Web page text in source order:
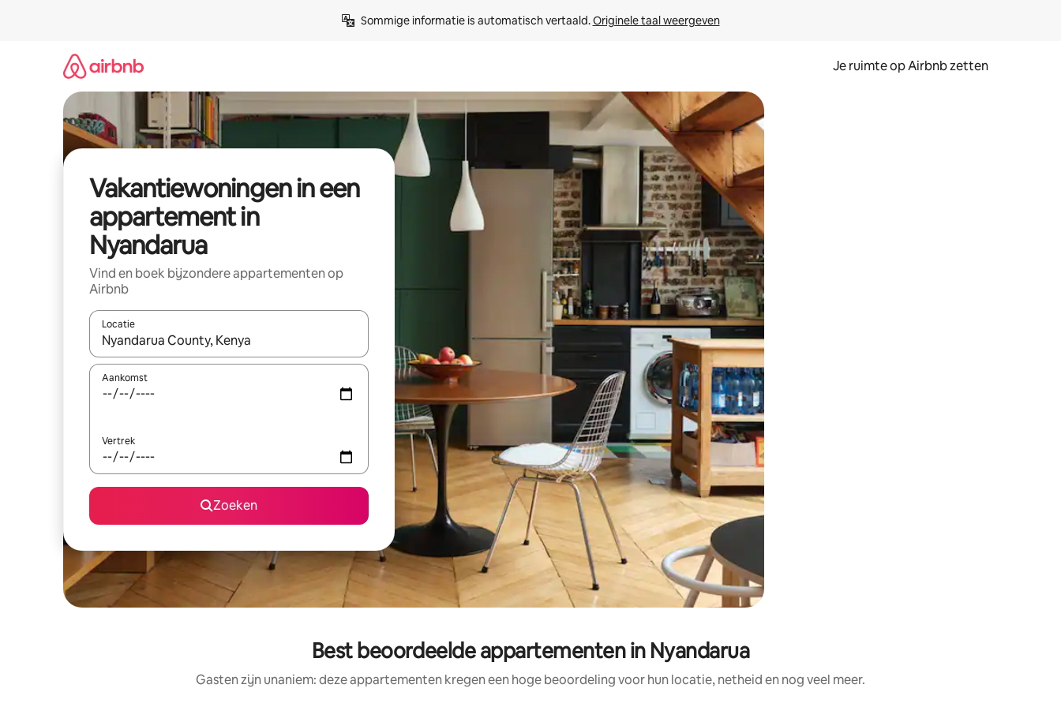
Sommige informatie is automatisch vertaald. Originele taal weergeven
Je ruimte op Airbnb zetten
Vakantiewoningen in een
appartement in
Nyandarua
Vind en boek bijzondere appartementen op
Airbnb
Locatie
Wanneer er suggesties beschikbaar zijn, maak je een keuze met je de pijltjestoetsen omhoog en omlaag, óf door te tikken of swipen.
Aankomst
Vertrek
Zoeken
Best beoordeelde appartementen in Nyandarua
Gasten zijn unaniem: deze appartementen kregen een hoge beoordeling voor hun locatie, netheid en nog veel meer.